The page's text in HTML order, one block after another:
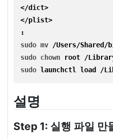
</dict>
</plist>
:
sudo mv
/Users/Shared/
sudo chown
root /
sudo launchctl load /
설명
Step 1: 실행 파일 만